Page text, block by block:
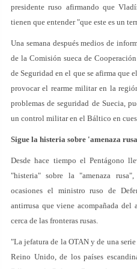
presidente ruso afirmando que
tienen que entender "que este es un
Una semana después medios de
de la Comisión sueca de
de Seguridad en el que se afirma que
provocar el rearme militar en la
problemas de seguridad de Suecia,
un control militar en el Báltico en
Sigue la histeria sobre 'amenaza
Desde hace tiempo el Pentágono
"histeria" sobre la "amenaza
ocasiones el ministro ruso de
antirrusa que viene acompañada del
cerca de las fronteras rusas.
"La jefatura de la OTAN y de una
Reino Unido, de los países